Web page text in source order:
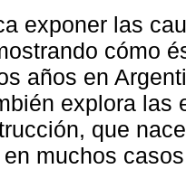
exponer las
cómo
años en
explora las
que
muchos